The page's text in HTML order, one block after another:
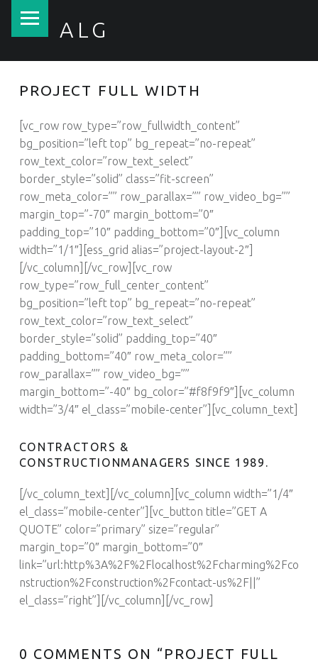
ALG
PROJECT FULL WIDTH
[vc_row row_type=”row_fullwidth_content”
bg_position=”left top” bg_repeat=”no-repeat”
row_text_color=”row_text_select”
border_style=”solid” class=”fit-screen”
row_meta_color=”” row_parallax=”” row_video_bg=””
margin_top=”-70″ margin_bottom=”0″
padding_top=”10″ padding_bottom=”0″][vc_column
width=”1/1″][ess_grid alias=”project-layout-2″]
[/vc_column][/vc_row][vc_row
row_type=”row_full_center_content”
bg_position=”left top” bg_repeat=”no-repeat”
row_text_color=”row_text_select”
border_style=”solid” padding_top=”40″
padding_bottom=”40″ row_meta_color=””
row_parallax=”” row_video_bg=””
margin_bottom=”-40″ bg_color=”#f8f9f9″][vc_column
width=”3/4″ el_class=”mobile-center”][vc_column_text]
CONTRACTORS &
CONSTRUCTIONMANAGERS SINCE 1989.
[/vc_column_text][/vc_column][vc_column width=”1/4″
el_class=”mobile-center”][vc_button title=”GET A
QUOTE” color=”primary” size=”regular”
margin_top=”0″ margin_bottom=”0″
link=”url:http%3A%2F%2Flocalhost%2Fcharming%2Fco
nstruction%2Fconstruction%2Fcontact-us%2F||”
el_class=”right”][/vc_column][/vc_row]
0 COMMENTS ON “ PROJECT FULL